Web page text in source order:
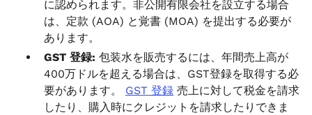
に認められます。非公開有限会社を設立する場合
は、定款 (AOA) と覚書 (MOA) を提出する必要が
あります。
GST 登録: 包装水を販売するには、年間売上高が
400万ドルを超える場合は、GST登録を取得する必
要があります。 GST 登録 売上に対して税金を請求
したり、購入時にクレジットを請求したりできま